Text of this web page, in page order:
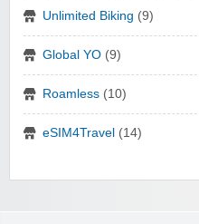
Unlimited Biking (9)
Global YO (9)
Roamless (10)
eSIM4Travel (14)